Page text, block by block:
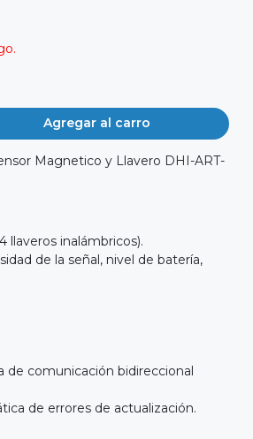
Agregar al carro
Magnetico y Llavero DHI-ART-
llaveros inalámbricos).
de la señal, nivel de batería,
de comunicación bidireccional
de errores de actualización.